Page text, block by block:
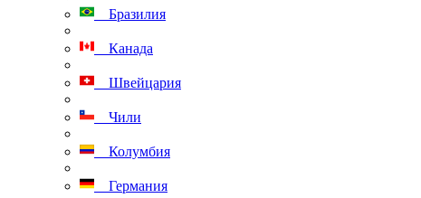
Бразилия
Канада
Швейцария
Чили
Колумбия
Германия